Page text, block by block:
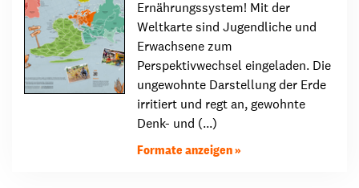
Ernährungssystem! Mit der
Weltkarte sind Jugendliche und
Erwachsene zum
Perspektivwechsel eingeladen. Die
ungewohnte Darstellung der Erde
irritiert und regt an, gewohnte
Denk- und (...)
Formate anzeigen